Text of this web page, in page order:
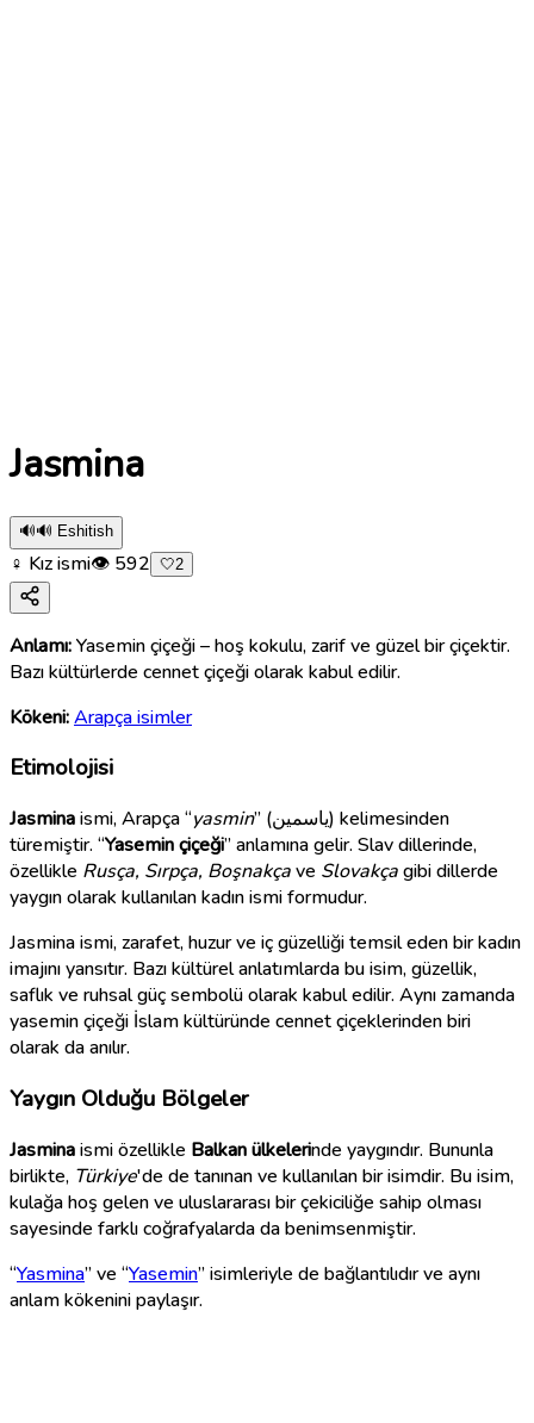
Jasmina
🔊🔊 Eshitish
♀ Kız ismi👁 592 🤍2
Anlamı:Yasemin çiçeği – hoş kokulu, zarif ve güzel bir çiçektir.
Bazı kültürlerde cennet çiçeği olarak kabul edilir.
Kökeni:Arapça isimler
Etimolojisi
Jasminaismi, Arapça “yasmin” (ياسمين) kelimesinden
türemiştir. “Yasemin çiçeği” anlamına gelir. Slav dillerinde,
özellikle Rusça, Sırpça, Boşnakçave Slovakçagibi dillerde
yaygın olarak kullanılan kadın ismi formudur.
Jasmina ismi, zarafet, huzur ve iç güzelliği temsil eden bir kadın
imajını yansıtır. Bazı kültürel anlatımlarda bu isim, güzellik,
saflık ve ruhsal güç sembolü olarak kabul edilir. Aynı zamanda
yasemin çiçeği İslam kültüründe cennet çiçeklerinden biri
olarak da anılır.
Yaygın Olduğu Bölgeler
Jasminaismi özellikle Balkan ülkelerinde yaygındır. Bununla
birlikte, Türkiye'de de tanınan ve kullanılan bir isimdir. Bu isim,
kulağa hoş gelen ve uluslararası bir çekiciliğe sahip olması
sayesinde farklı coğrafyalarda da benimsenmiştir.
“Yasmina” ve “Yasemin” isimleriyle de bağlantılıdır ve aynı
anlam kökenini paylaşır.